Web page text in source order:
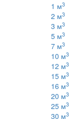
1 м3
2 м3
3 м3
5 м3
7 м3
10 м3
12 м3
15 м3
16 м3
20 м3
25 м3
30 м3